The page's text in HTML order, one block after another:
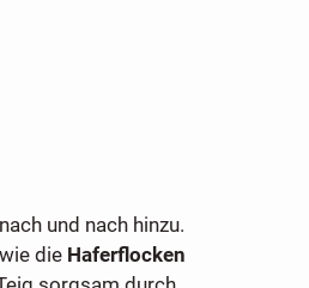
und nach hinzu.
die Haferflocken